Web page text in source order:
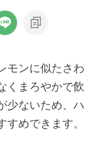
モンに似たさわ
くまろやかで飲
少ないため、ハ
めできます。